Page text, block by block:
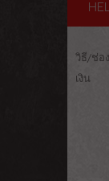
วิธี/ช่อ
เงิน